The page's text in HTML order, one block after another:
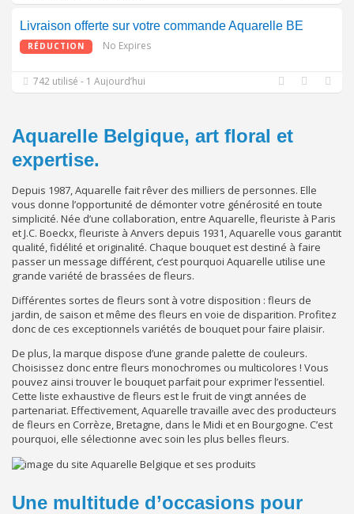
Livraison offerte sur votre commande Aquarelle BE
RÉDUCTION No Expires
742 utilisé - 1 Aujourd’hui
Aquarelle Belgique, art floral et
expertise.
Depuis 1987, Aquarelle fait rêver des milliers de personnes. Elle
vous donne l’opportunité de démonter votre générosité en toute
simplicité. Née d’une collaboration, entre Aquarelle, fleuriste à Paris
et J.C. Boeckx, fleuriste à Anvers depuis 1931, Aquarelle vous garantit
qualité, fidélité et originalité. Chaque bouquet est destiné à faire
passer un message différent, c’est pourquoi Aquarelle utilise une
grande variété de brassées de fleurs.
Différentes sortes de fleurs sont à votre disposition : fleurs de
jardin, de saison et même des fleurs en voie de disparition. Profitez
donc de ces exceptionnels variétés de bouquet pour faire plaisir.
De plus, la marque dispose d’une grande palette de couleurs.
Choisissez donc entre fleurs monochromes ou multicolores ! Vous
pouvez ainsi trouver le bouquet parfait pour exprimer l’essentiel.
Cette liste exhaustive de fleurs est le fruit de vingt années de
partenariat. Effectivement, Aquarelle travaille avec des producteurs
de fleurs en Corrèze, Bretagne, dans le Midi et en Bourgogne. C’est
pourquoi, elle sélectionne avec soin les plus belles fleurs.
Une multitude d’occasions pour